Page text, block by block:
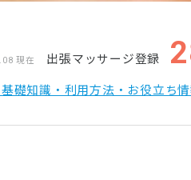
現在 出張マッサージ登録
礎知識・利用方法・お役立ち